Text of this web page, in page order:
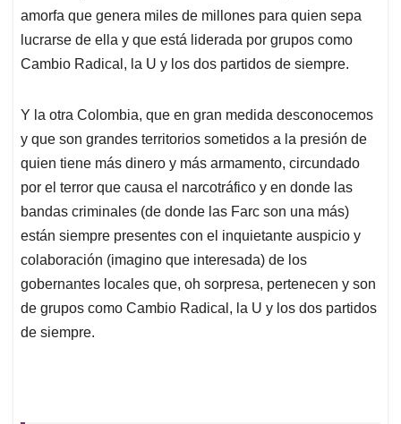
amorfa que genera miles de millones para quien sepa
lucrarse de ella y que está liderada por grupos como
Cambio Radical, la U y los dos partidos de siempre.
Y la otra Colombia, que en gran medida desconocemos
y que son grandes territorios sometidos a la presión de
quien tiene más dinero y más armamento, circundado
por el terror que causa el narcotráfico y en donde las
bandas criminales (de donde las Farc son una más)
están siempre presentes con el inquietante auspicio y
colaboración (imagino que interesada) de los
gobernantes locales que, oh sorpresa, pertenecen y son
de grupos como Cambio Radical, la U y los dos partidos
de siempre.